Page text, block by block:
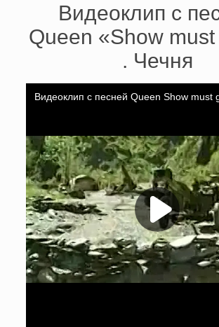
Видеоклип с
Queen «Show
. Чечня